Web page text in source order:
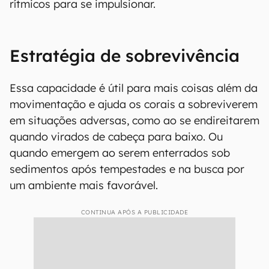
rítmicos para se impulsionar.
Estratégia de sobrevivência
Essa capacidade é útil para mais coisas além da
movimentação e ajuda os corais a sobreviverem
em situações adversas, como ao se endireitarem
quando virados de cabeça para baixo. Ou
quando emergem ao serem enterrados sob
sedimentos após tempestades e na busca por
um ambiente mais favorável.
CONTINUA APÓS A PUBLICIDADE